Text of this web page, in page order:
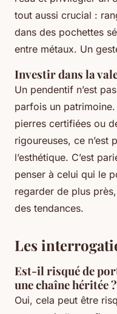
tout aussi crucial :
dans des pochettes
entre métaux. Un
Investir dans la
Un pendentif n’est
parfois un
pierres certifiées ou
rigoureuses, ce n’est
l’esthétique. C’est
penser à celui qui le
regarder de plus
des tendances.
Les
Est-il risqué de
une chaîne héritée ?
Oui, cela peut être